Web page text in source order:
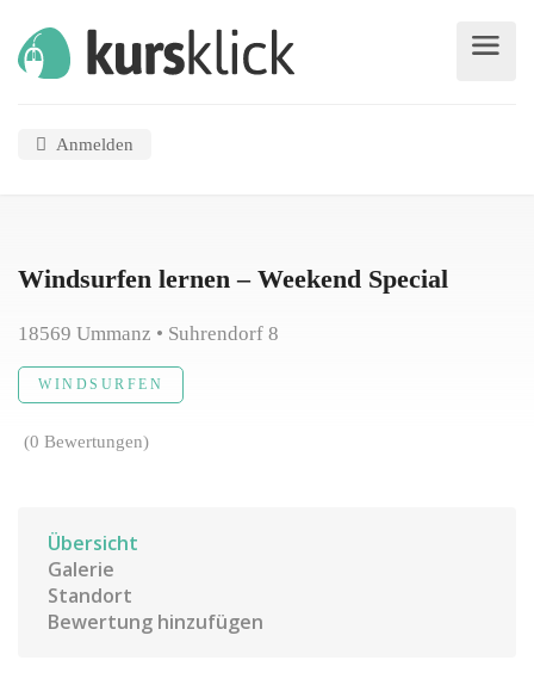
Anmelden
Windsurfen lernen – Weekend Special
18569 Ummanz • Suhrendorf 8
WINDSURFEN
(0 Bewertungen)
Übersicht
Galerie
Standort
Bewertung hinzufügen